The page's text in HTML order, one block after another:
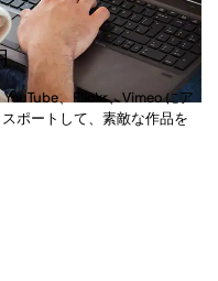
、Flickr、Vimeo にア
ポートして、素敵な作品を